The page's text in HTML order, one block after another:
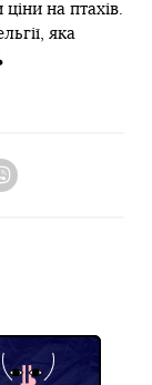
на птахів.
яка